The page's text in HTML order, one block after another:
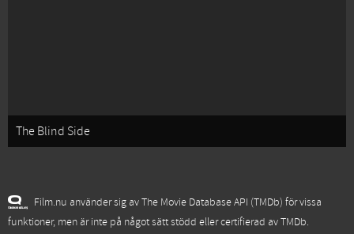
The Blind Side
Film.nu använder sig av The Movie Database API (TMDb) för vissa
funktioner, men är inte på något sätt stödd eller certifierad av TMDb.